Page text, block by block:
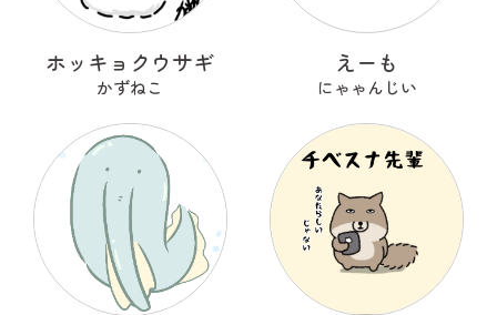
ホッキョクウサギ
かずねこ
えーも
にゃゃんじい